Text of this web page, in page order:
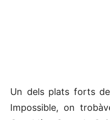
Un dels plats forts
Impossible, on